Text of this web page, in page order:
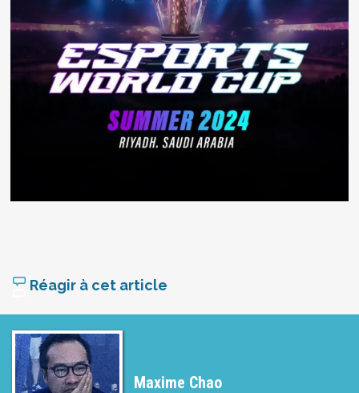
Réagir à cet article
Maxime Chao